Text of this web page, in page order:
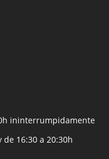
ininterrumpidamente
de 16:30 a 20:30h